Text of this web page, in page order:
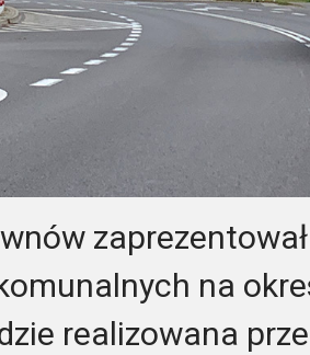
na
realizowana